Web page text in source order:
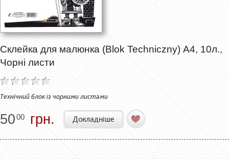
Склейка для малюнка (Blok Techniczny) А4, 10л.,
Чорні листи
Технічний блок із чорними листами
5000 грн. Докладніше